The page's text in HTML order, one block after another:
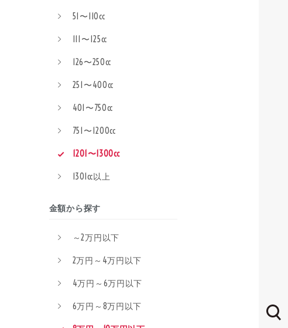
51〜110cc
111〜125cc
126〜250cc
251〜400cc
401〜750cc
751〜1200cc
1201〜1300cc
1301cc以上
金額から探す
～2万円以下
2万円～4万円以下
4万円～6万円以下
6万円～8万円以下